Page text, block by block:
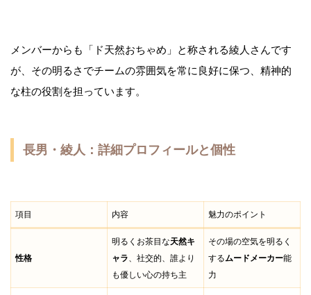
メンバーからも「ド天然おちゃめ」と称される綾人さんです
が、その明るさでチームの雰囲気を常に良好に保つ、精神的
な柱の役割を担っています。
長男・綾人：詳細プロフィールと個性
項目 内容 魅力のポイント
性格
明るくお茶目な天然キ
ャラ、社交的、誰より
も優しい心の持ち主
その場の空気を明るく
するムードメーカー能
力